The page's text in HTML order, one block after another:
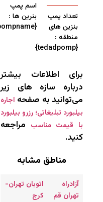
تعداد پمپ
بنزین های
منطقه :
{tedadpomp}
اسم پمپ
بنرین ها :
{pompname}
برای اطلاعات بیشتر
درباره سازه های زیر
می‌توانید به صفحه اجاره
بیلبورد تبلیغاتی؛ رزرو بیلبورد
با قیمت مناسب مراجعه
کنید.
مناطق مشابه
آزادراه
تهران قم
اتوبان تهران-
کرج